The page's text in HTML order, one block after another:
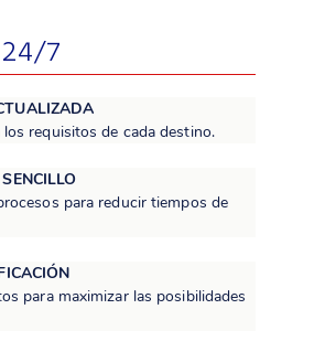
24/7
requisitos de cada destino.
para reducir tiempos de
para maximizar las posibilidades